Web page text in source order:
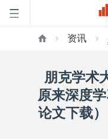
页
资讯
朋克学术
原来深度
论文下载